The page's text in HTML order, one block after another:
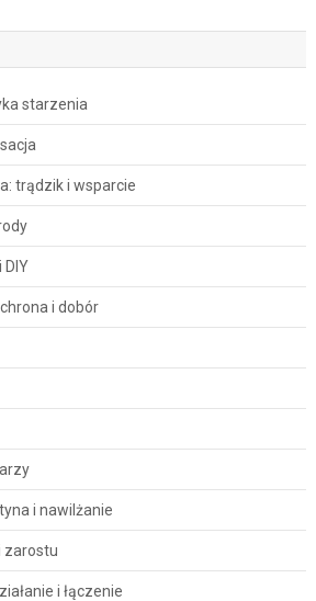
starzenia
trądzik i wsparcie
DIY
i dobór
i nawilżanie
zarostu
i łączenie